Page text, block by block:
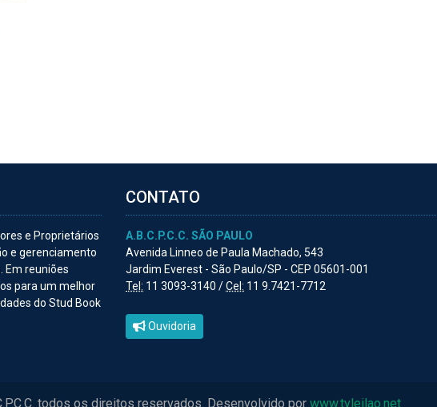
e Proprietários
e gerenciamento
Em reuniões
para um melhor
do Stud Book
CONTATO
A.B.C.P.C.C. SÃO PAULO
Avenida Linneo de Paula Machado, 543
Jardim Everest - São Paulo/SP - CEP 05601-001
Tel: 11 3093-3140 /Cel: 11 9.7421-7712
Ouvidoria
todos os direitos reservados. Desenvolvido por www.tvleilao.net